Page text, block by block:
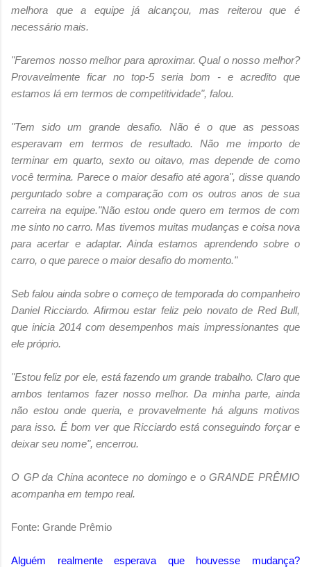
melhora que a equipe já alcançou, mas reiterou que é
necessário mais. 
"Faremos nosso melhor para aproximar. Qual o nosso melhor?
Provavelmente ficar no top-5 seria bom - e acredito que
estamos lá em termos de competitividade", falou.
"Tem sido um grande desafio. Não é o que as pessoas
esperavam em termos de resultado. Não me importo de
terminar em quarto, sexto ou oitavo, mas depende de como
você termina. Parece o maior desafio até agora", disse quando
perguntado sobre a comparação com os outros anos de sua
carreira na equipe."Não estou onde quero em termos de com
me sinto no carro. Mas tivemos muitas mudanças e coisa nova
para acertar e adaptar. Ainda estamos aprendendo sobre o
carro, o que parece o maior desafio do momento."
Seb falou ainda sobre o começo de temporada do companheiro
Daniel Ricciardo. Afirmou estar feliz pelo novato de Red Bull,
que inicia 2014 com desempenhos mais impressionantes que
ele próprio.
"Estou feliz por ele, está fazendo um grande trabalho. Claro que
ambos tentamos fazer nosso melhor. Da minha parte, ainda
não estou onde queria, e provavelmente há alguns motivos
para isso. É bom ver que Ricciardo está conseguindo forçar e
deixar seu nome", encerrou.
O GP da China acontece no domingo e o GRANDE PRÊMIO
acompanha em tempo real.
Fonte: Grande Prêmio
Alguém realmente esperava que houvesse mudança?